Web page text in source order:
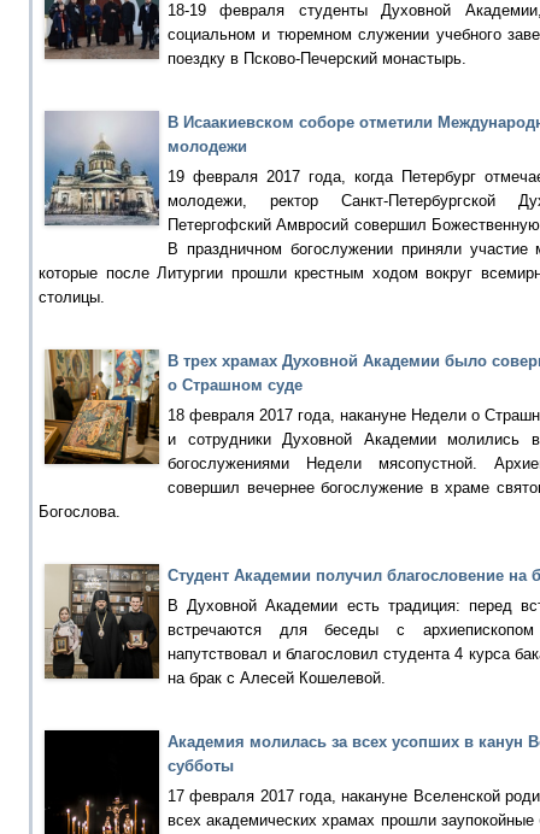
18-19 февраля студенты Духовной
социальном и тюремном служении учебного
поездку в Псково-Печерский монастырь.
В Исаакиевском соборе отметили
молодежи
19 февраля 2017 года, когда Петербург
молодежи, ректор Санкт-Петербургской
Петергофский Амвросий совершил
В праздничном богослужении приняли
которые после Литургии прошли крестным ходом вокруг
столицы.
В трех храмах Духовной Академии было
о Страшном суде
18 февраля 2017 года, накануне Недели о
и сотрудники Духовной Академии молились
богослужениями Недели мясопустной.
совершил вечернее богослужение в храме
Богослова.
Студент Академии получил благословение на
В Духовной Академии есть традиция: перед
встречаются для беседы с
напутствовал и благословил студента 4 курса
на брак с Алесей Кошелевой.
Академия молилась за всех усопших в канун
субботы
17 февраля 2017 года, накануне Вселенской
всех академических храмах прошли